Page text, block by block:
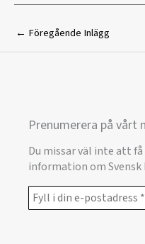
← Föregående Inlägg
Prenumerera på vårt
Du missar väl inte att
information om Svensk